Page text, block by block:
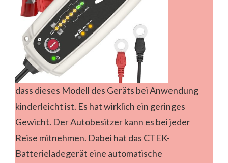
dass dieses Modell des Geräts bei Anwendung
kinderleicht ist. Es hat wirklich ein geringes
Gewicht. Der Autobesitzer kann es bei jeder
Reise mitnehmen. Dabei hat das CTEK-
Batterieladegerät eine automatische